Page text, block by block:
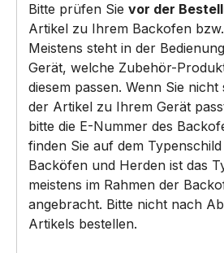
Bitte prüfen Sie vor der
Artikel zu Ihrem Backofen
Meistens steht in der
Gerät, welche Zubehör-
diesem passen. Wenn Sie nicht
der Artikel zu Ihrem Gerät
bitte die E-Nummer des
finden Sie auf dem
Backöfen und Herden ist das
meistens im Rahmen der
angebracht. Bitte nicht nach
Artikels bestellen.